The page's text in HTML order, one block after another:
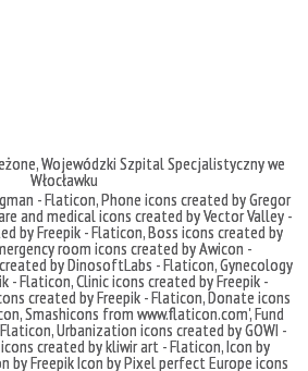
Wojewódzki Szpital Specjalistyczny we
Włocławku
- Flaticon,Phone icons created by Gregor
and medical icons created by Vector Valley -
by Freepik - Flaticon,Boss icons created by
room icons created by Awicon -
by DinosoftLabs - Flaticon,Gynecology
- Flaticon,Clinic icons created by Freepik -
created by Freepik - Flaticon,Donate icons
,Smashicons from www.flaticon.com',Fund
,Urbanization icons created by GOWI -
created by kliwir art - Flaticon,Icon by
by FreepikIcon by Pixel perfectEurope icons